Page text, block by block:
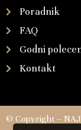
Poradnik
FAQ
Godni
Kontakt
© Copyright –